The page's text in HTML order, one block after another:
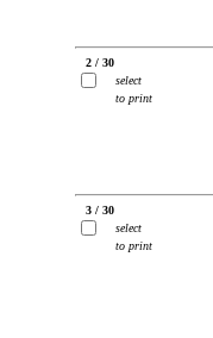
2 / 30
select
to print
3 / 30
select
to print